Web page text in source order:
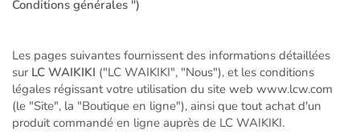
Conditions générales ")
Les pages suivantes fournissent des informations détaillées
sur LC WAIKIKI ("LC WAIKIKI", "Nous"), et les conditions
légales régissant votre utilisation du site web www.lcw.com
(le "Site", la "Boutique en ligne"), ainsi que tout achat d'un
produit commandé en ligne auprès de LC WAIKIKI.